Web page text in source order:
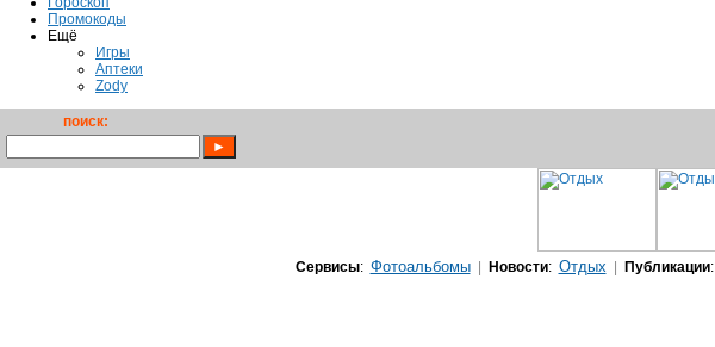
Промокоды
Ещё
Игры
Аптеки
Zody
поиск:
Сервисы: Фотоальбомы| Новости: Отдых| Публикации: